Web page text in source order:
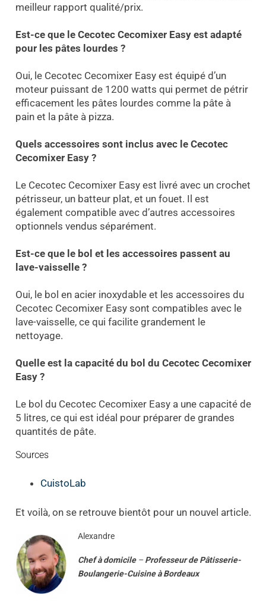
meilleur rapport qualité/prix.
Est-ce que le Cecotec Cecomixer Easy est adapté
pour les pâtes lourdes ?
Oui, le Cecotec Cecomixer Easy est équipé d’un
moteur puissant de 1200 watts qui permet de pétrir
efficacement les pâtes lourdes comme la pâte à
pain et la pâte à pizza.
Quels accessoires sont inclus avec le Cecotec
Cecomixer Easy ?
Le Cecotec Cecomixer Easy est livré avec un crochet
pétrisseur, un batteur plat, et un fouet. Il est
également compatible avec d’autres accessoires
optionnels vendus séparément.
Est-ce que le bol et les accessoires passent au
lave-vaisselle ?
Oui, le bol en acier inoxydable et les accessoires du
Cecotec Cecomixer Easy sont compatibles avec le
lave-vaisselle, ce qui facilite grandement le
nettoyage.
Quelle est la capacité du bol du Cecotec Cecomixer
Easy ?
Le bol du Cecotec Cecomixer Easy a une capacité de
5 litres, ce qui est idéal pour préparer de grandes
quantités de pâte.
Sources
CuistoLab
Et voilà, on se retrouve bientôt pour un nouvel article.
Alexandre
Chef à domicile–Professeur de Pâtisserie-
Boulangerie-Cuisine à Bordeaux